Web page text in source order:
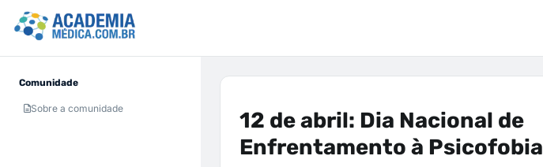
Comunidade
Sobre a comunidade
12 de abril: Dia Nacional de
Enfrentamento à Psicofobia